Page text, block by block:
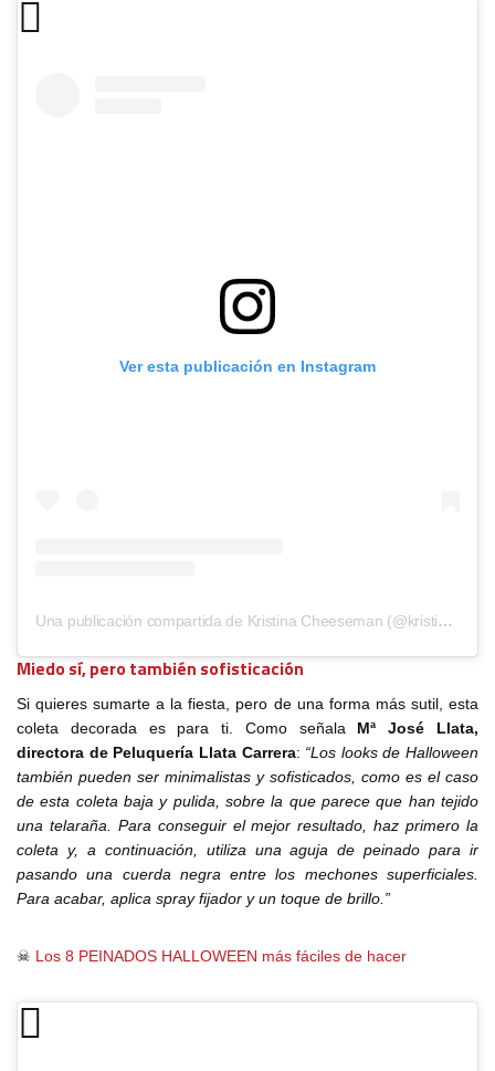
Ver esta publicación en Instagram
Una publicación compartida de Kristina Cheeseman (@kristinacheeseman)
Miedo sí, pero también sofisticación
Si quieres sumarte a la fiesta, pero de una forma más sutil, esta
coleta decorada es para ti. Como señala
Mª José Llata,
directora de Peluquería Llata Carrera: “Los looks de Halloween
también pueden ser minimalistas y sofisticados, como es el caso
de esta coleta baja y pulida, sobre la que parece que han tejido
una telaraña. Para conseguir el mejor resultado, haz primero la
coleta y, a continuación, utiliza una aguja de peinado para ir
pasando una cuerda negra entre los mechones superficiales.
Para acabar, aplica spray fijador y un toque de brillo.”
☠ Los 8 PEINADOS HALLOWEEN más fáciles de hacer